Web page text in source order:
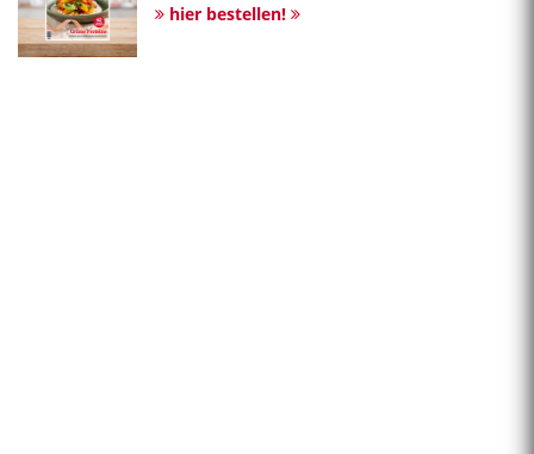
hier bestellen!